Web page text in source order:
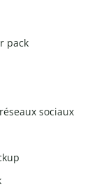
pack
sociaux